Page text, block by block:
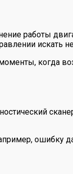
работы
искать
когда
ошибку